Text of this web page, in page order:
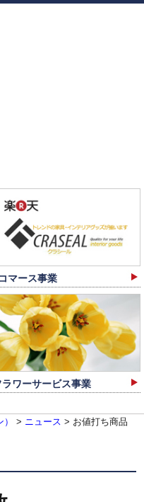
マース事業
ラワーサービス事業
> ニュース > お値打ち商品